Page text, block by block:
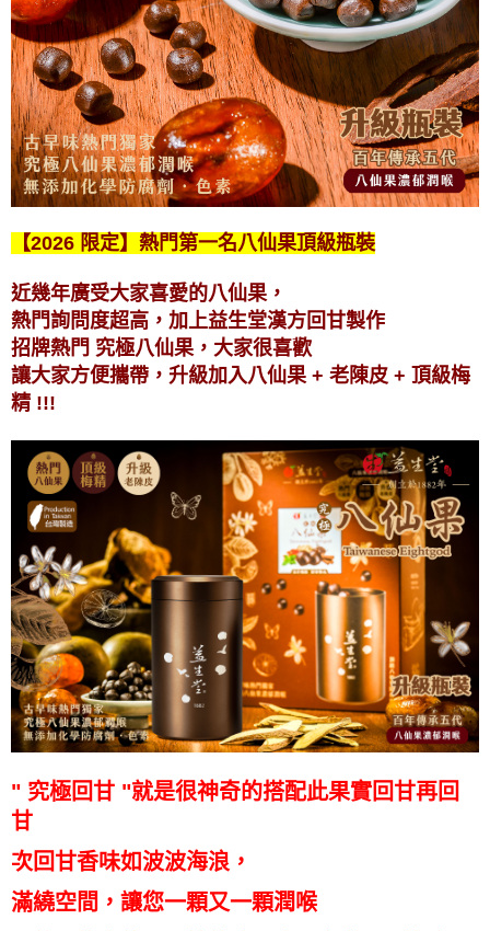
【2026 限定】熱門第一名八仙果頂級瓶裝
近幾年廣受大家喜愛的八仙果，
熱門詢問度超高，加上益生堂漢方回甘製作
招牌熱門 究極八仙果，大家很喜歡
讓大家方便攜帶，升級加入八仙果 + 老陳皮 + 頂級梅
精 !!!
" 究極回甘 "就是很神奇的搭配此果實回甘再回
甘
次回甘香味如波波海浪，
滿繞空間，讓您一顆又一顆潤喉